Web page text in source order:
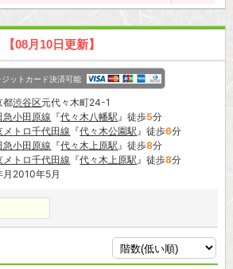
【08月10日更新】
ットカード決済可能
都渋谷区元代々木町24-1
急小田原線 『代々木八幡駅』徒歩5分
メトロ千代田線 『代々木公園駅』徒歩6分
急小田原線 『代々木上原駅』徒歩8分
メトロ千代田線 『代々木上原駅』徒歩8分
月2010年5月